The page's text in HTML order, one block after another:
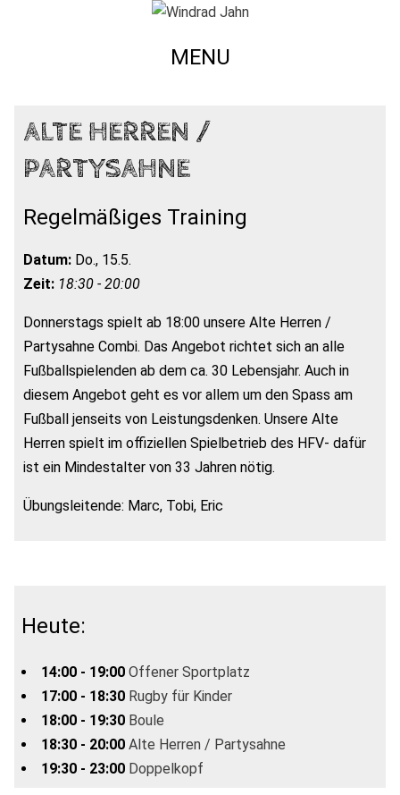
MENU
ALTE HERREN /
PARTYSAHNE
Regelmäßiges Training
Datum: Do., 15.5.
Zeit: 18:30 - 20:00
Donnerstags spielt ab 18:00 unsere Alte Herren /
Partysahne Combi. Das Angebot richtet sich an alle
Fußballspielenden ab dem ca. 30 Lebensjahr. Auch in
diesem Angebot geht es vor allem um den Spass am
Fußball jenseits von Leistungsdenken. Unsere Alte
Herren spielt im offiziellen Spielbetrieb des HFV- dafür
ist ein Mindestalter von 33 Jahren nötig.
Übungsleitende: Marc, Tobi, Eric
Heute:
14:00 - 19:00 Offener Sportplatz
17:00 - 18:30 Rugby für Kinder
18:00 - 19:30 Boule
18:30 - 20:00 Alte Herren / Partysahne
19:30 - 23:00 Doppelkopf